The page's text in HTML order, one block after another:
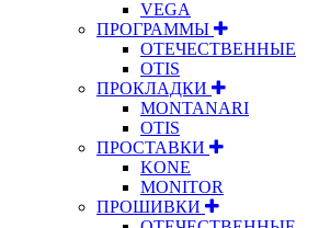
VEGA
ПРОГРАММЫ
ОТЕЧЕСТВЕННЫЕ
OTIS
ПРОКЛАДКИ
MONTANARI
OTIS
ПРОСТАВКИ
KONE
MONITOR
ПРОШИВКИ